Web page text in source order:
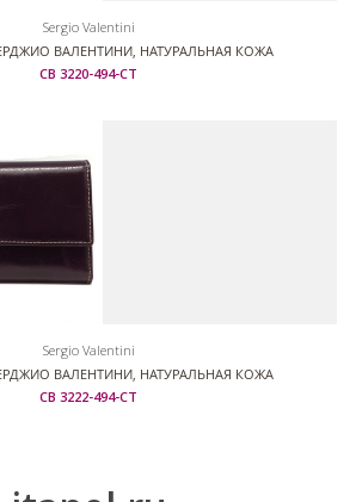
Sergio Valentini
ВАЛЕНТИНИ, НАТУРАЛЬНАЯ КОЖА
СВ 3220-494-СТ
Sergio Valentini
ВАЛЕНТИНИ, НАТУРАЛЬНАЯ КОЖА
СВ 3222-494-СТ